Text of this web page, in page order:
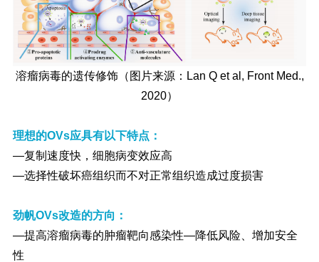
溶瘤病毒的遗传修饰（图片来源：Lan Q et al, Front Med.,
2020）
理想的OVs应具有以下特点：
—复制速度快，细胞病变效应高
—选择性破坏癌组织而不对正常组织造成过度损害
劲帆OVs改造的方向：
—提高溶瘤病毒的肿瘤靶向感染性—降低风险、增加安全
性